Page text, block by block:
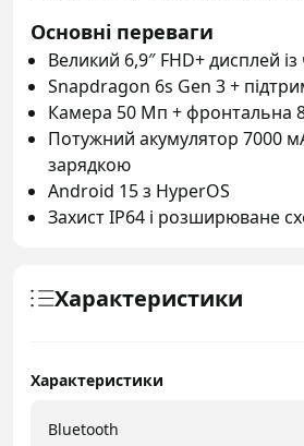
Основні переваги
Великий 6,9″ FHD+ дисплей
Snapdragon 6s Gen 3 +
Камера 50 Мп + фронтальна
Потужний акумулятор 7000
зарядкою
Android 15 з HyperOS
Захист IP64 і розширюване
Характеристики
Характеристики
Bluetooth